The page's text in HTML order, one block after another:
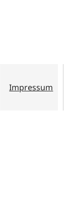
Impressum